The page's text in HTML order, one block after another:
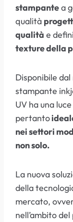
stampantea
qualità
qualità e
texture della
Disponibile
stampante
UV ha una
pertanto
nei settori
non solo.
La nuova
della
mercato,
nell’ambito